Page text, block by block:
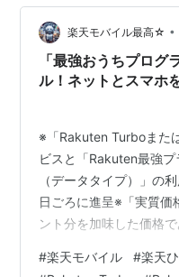
てお得 楽天モバイルは
条件 楽天ひか…
楽天モバイル最高☆ •
「最強おうちプログ
ル！ネットとスマホ
※「Rakuten Turboまた
ビスと「Rakuten最強
（データタイプ）」の
日ごろに進呈※「実質価
ント分を加味した価格
進呈日を含めて6カ月※
#楽天モバイル #楽天